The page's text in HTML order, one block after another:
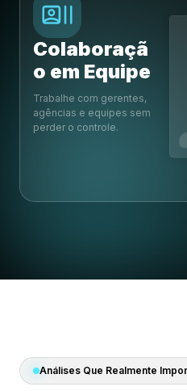
Colaboraçã
o em Equipe
Trabalhe com gerentes,
agências e equipes sem
perder o controle.
Análises Que Realmente